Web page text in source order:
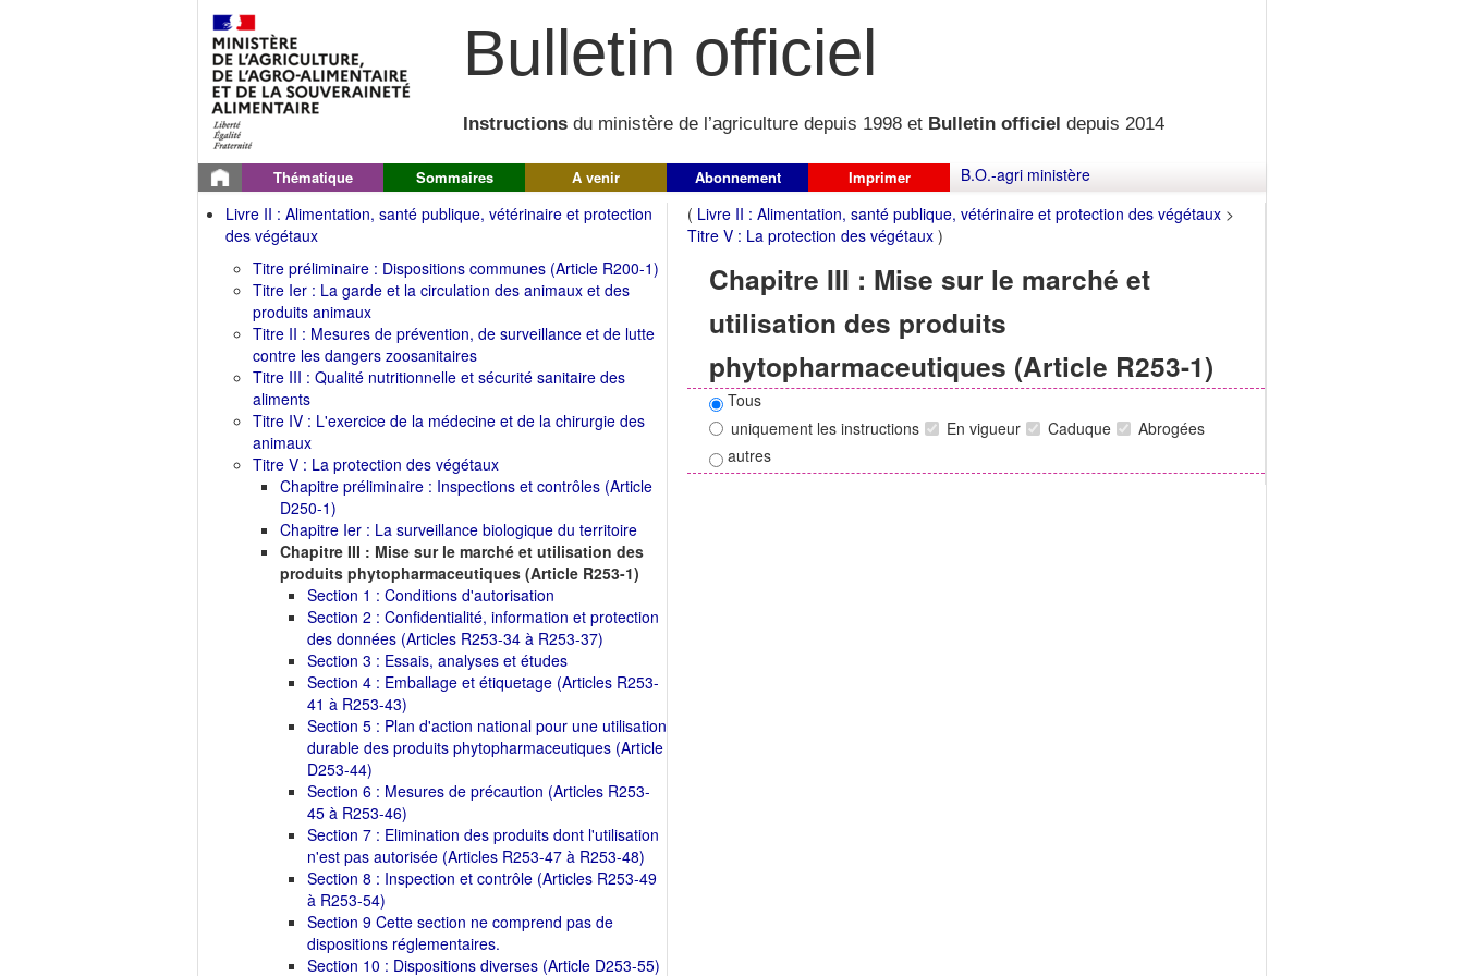
Bulletin officiel
Instructions du ministère de l’agriculture depuis 1998 et Bulletin officiel depuis 2014
Thématique Sommaires A venir Abonnement Imprimer
B.O.-agri ministère
Livre II : Alimentation, santé publique, vétérinaire et protection
des végétaux
Titre préliminaire : Dispositions communes (Article R200-1)
Titre Ier : La garde et la circulation des animaux et des
produits animaux
Titre II : Mesures de prévention, de surveillance et de lutte
contre les dangers zoosanitaires
Titre III : Qualité nutritionnelle et sécurité sanitaire des
aliments
Titre IV : L'exercice de la médecine et de la chirurgie des
animaux
Titre V : La protection des végétaux
Chapitre préliminaire : Inspections et contrôles (Article
D250-1)
Chapitre Ier : La surveillance biologique du territoire
Chapitre III : Mise sur le marché et utilisation des
produits phytopharmaceutiques (Article R253-1)
Section 1 : Conditions d'autorisation
Section 2 : Confidentialité, information et protection
des données (Articles R253-34 à R253-37)
Section 3 : Essais, analyses et études
Section 4 : Emballage et étiquetage (Articles R253-
41 à R253-43)
Section 5 : Plan d'action national pour une utilisation
durable des produits phytopharmaceutiques (Article
D253-44)
Section 6 : Mesures de précaution (Articles R253-
45 à R253-46)
Section 7 : Elimination des produits dont l'utilisation
n'est pas autorisée (Articles R253-47 à R253-48)
Section 8 : Inspection et contrôle (Articles R253-49
à R253-54)
Section 9 Cette section ne comprend pas de
dispositions réglementaires.
Section 10 : Dispositions diverses (Article D253-55)
( Livre II : Alimentation, santé publique, vétérinaire et protection des végétaux >
Titre V : La protection des végétaux )
Chapitre III : Mise sur le marché et
utilisation des produits
phytopharmaceutiques (Article R253-1)
Tous
uniquement les instructions
En vigueur Caduque
Abrogées
autres